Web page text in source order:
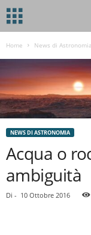
Home News di Astronomia
NEWS DI ASTRONOMIA
Acqua o
ambiguità
Di - 10 Ottobre 2016